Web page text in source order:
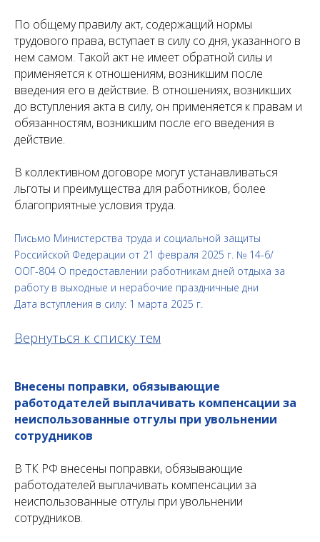
По общему правилу акт, содержащий нормы
трудового права, вступает в силу со дня, указанного в
нем самом. Такой акт не имеет обратной силы и
применяется к отношениям, возникшим после
введения его в действие. В отношениях, возникших
до вступления акта в силу, он применяется к правам и
обязанностям, возникшим после его введения в
действие.
В коллективном договоре могут устанавливаться
льготы и преимущества для работников, более
благоприятные условия труда.
Письмо Министерства труда и социальной защиты
Российской Федерации от 21 февраля 2025 г. № 14-6/
ООГ-804 О предоставлении работникам дней отдыха за
работу в выходные и нерабочие праздничные дни
Дата вступления в силу: 1 марта 2025 г.
Вернуться к списку тем
Внесены поправки, обязывающие
работодателей выплачивать компенсации за
неиспользованные отгулы при увольнении
сотрудников
В ТК РФ внесены поправки, обязывающие
работодателей выплачивать компенсации за
неиспользованные отгулы при увольнении
сотрудников.